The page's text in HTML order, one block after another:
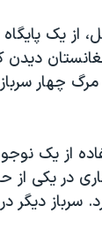
ایران
از یک پایگاه
دیدن
چهار سرباز
در یکی از
سرباز دیگر